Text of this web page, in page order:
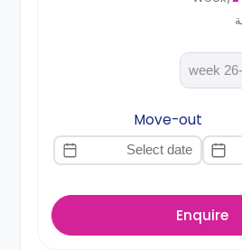
26-
Move-out
Enquire